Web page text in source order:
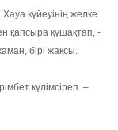
күйеуінің желке
қапсыра құшақтап, -
бірі жақсы.
күлімсіреп. –